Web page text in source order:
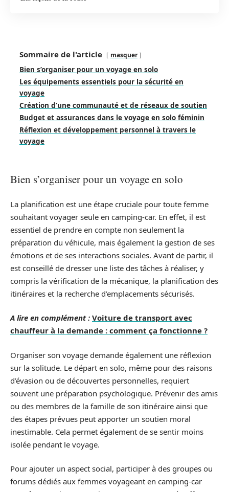
Sommaire de l'article masquer
Bien s’organiser pour un voyage en solo
Les équipements essentiels pour la sécurité en
voyage
Création d’une communauté et de réseaux de soutien
Budget et assurances dans le voyage en solo féminin
Réflexion et développement personnel à travers le
voyage
Bien s’organiser pour un voyage en solo
La planification est une étape cruciale pour toute femme
souhaitant voyager seule en camping-car. En effet, il est
essentiel de prendre en compte non seulement la
préparation du véhicule, mais également la gestion de ses
émotions et de ses interactions sociales. Avant de partir, il
est conseillé de dresser une liste des tâches à réaliser, y
compris la vérification de la mécanique, la planification des
itinéraires et la recherche d’emplacements sécurisés.
A lire en complément : Voiture de transport avec
chauffeur à la demande : comment ça fonctionne ?
Organiser son voyage demande également une réflexion
sur la solitude. Le départ en solo, même pour des raisons
d’évasion ou de découvertes personnelles, requiert
souvent une préparation psychologique. Prévenir des amis
ou des membres de la famille de son itinéraire ainsi que
des étapes prévues peut apporter un soutien moral
inestimable. Cela permet également de se sentir moins
isolée pendant le voyage.
Pour ajouter un aspect social, participer à des groupes ou
forums dédiés aux femmes voyageant en camping-car